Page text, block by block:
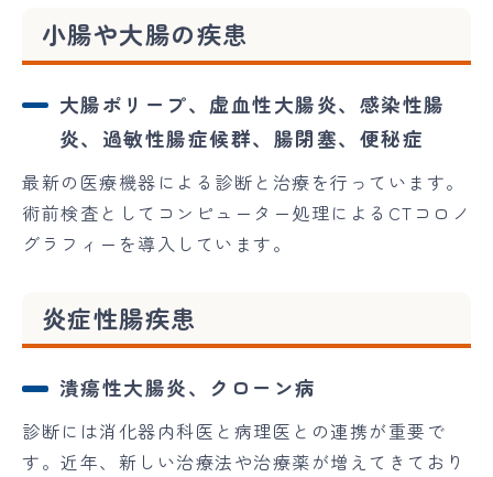
小腸や大腸の疾患
大腸ポリープ、虚血性大腸炎、感染性腸
炎、過敏性腸症候群、腸閉塞、便秘症
最新の医療機器による診断と治療を行っています。
術前検査としてコンピューター処理によるCTコロノ
グラフィーを導入しています。
炎症性腸疾患
潰瘍性大腸炎、クローン病
診断には消化器内科医と病理医との連携が重要で
す。近年、新しい治療法や治療薬が増えてきており